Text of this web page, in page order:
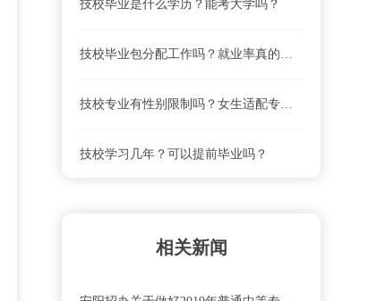
河南省商务中等职业学校就业前景怎么样？
河南省商务中等职业学校怎么去？乘车路线
技校毕业是什么学历？能考大学吗？
技校毕业包分配工作吗？就业率真的高吗？
技校专业有性别限制吗？女生适配专业清单
技校学习几年？可以提前毕业吗？
相关新闻